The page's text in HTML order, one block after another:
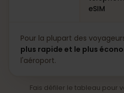
eSIM
Pour la plupart des
plus rapide et le plus
l'aéroport.
Fais défiler le tableau pour